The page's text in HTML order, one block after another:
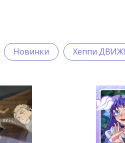
Новинки Хеппи ДВИЖ!